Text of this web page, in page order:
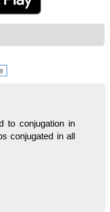
to conjugation in
conjugated in all